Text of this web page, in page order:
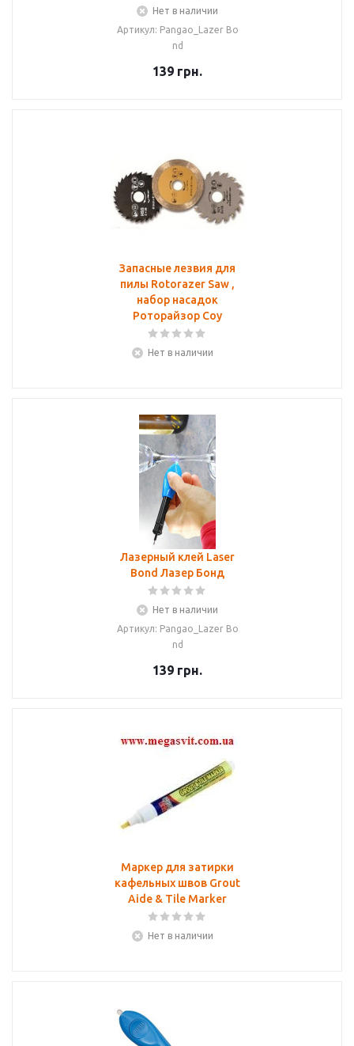
Нет в наличии
Артикул: Pangao_Lazer Bo
nd
139 грн.
Запасные лезвия для
пилы Rotorazer Saw ,
набор насадок
Роторайзор Соу
Нет в наличии
Лазерный клей Laser
Bond Лазер Бонд
Нет в наличии
Артикул: Pangao_Lazer Bo
nd
139 грн.
Маркер для затирки
кафельных швов Grout
Aide & Tile Marker
Нет в наличии